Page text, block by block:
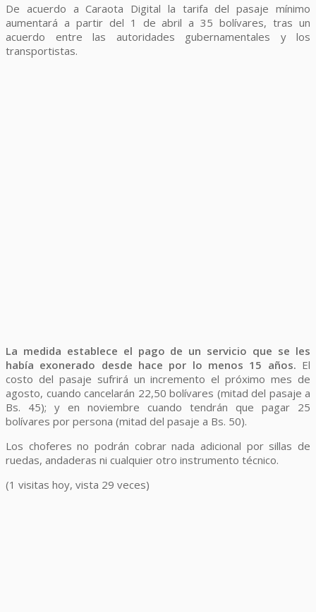
De acuerdo a Caraota Digital la tarifa del pasaje mínimo
aumentará a partir del 1 de abril a 35 bolívares, tras un
acuerdo entre las autoridades gubernamentales y los
transportistas.
La medida establece el pago de un servicio que se les
había exonerado desde hace por lo menos 15 años. El
costo del pasaje sufrirá un incremento el próximo mes de
agosto, cuando cancelarán 22,50 bolívares (mitad del pasaje a
Bs. 45); y en noviembre cuando tendrán que pagar 25
bolívares por persona (mitad del pasaje a Bs. 50).
Los choferes no podrán cobrar nada adicional por sillas de
ruedas, andaderas ni cualquier otro instrumento técnico.
(1 visitas hoy, vista 29 veces)